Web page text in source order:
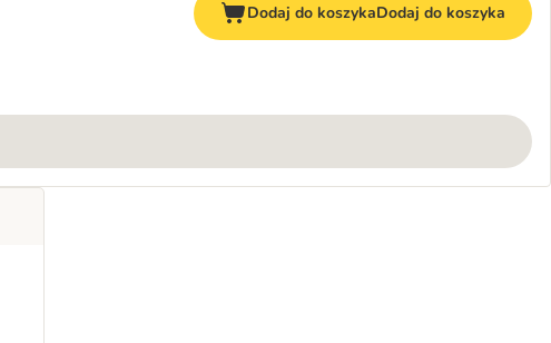
Dodaj do koszykaDodaj do koszyka